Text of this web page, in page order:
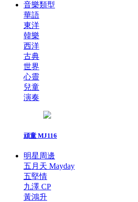
音樂類型
華語
東洋
韓樂
西洋
古典
世界
心靈
兒童
演奏
頑童 MJ116
明星周邊
五月天 Mayday
五堅情
九澤 CP
黃鴻升